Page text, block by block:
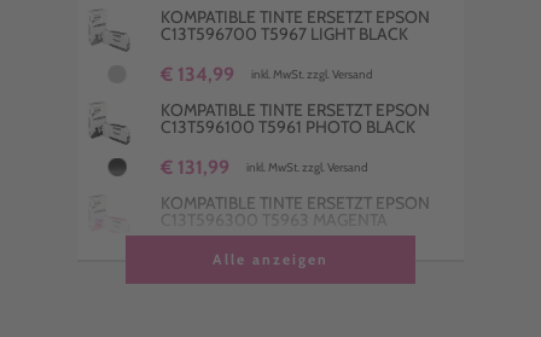
KOMPATIBLE TINTE ERSETZT EPSON
C13T596700 T5967 LIGHT BLACK
€ 134,99 inkl. MwSt. zzgl. Versand
KOMPATIBLE TINTE ERSETZT EPSON
C13T596100 T5961 PHOTO BLACK
€ 131,99 inkl. MwSt. zzgl. Versand
KOMPATIBLE TINTE ERSETZT EPSON
C13T596300 T5963 MAGENTA
€ 146,99 inkl. MwSt. zzgl. Versand
Alle anzeigen